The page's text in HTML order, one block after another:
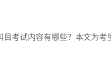
考试内容有哪些？本文为考